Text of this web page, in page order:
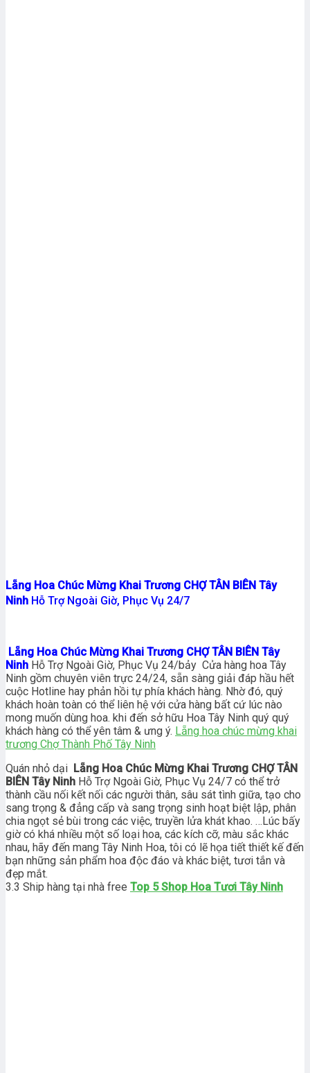
Lẵng Hoa Chúc Mừng Khai Trương CHỢ TÂN BIÊN Tây
Ninh Hỗ Trợ Ngoài Giờ, Phục Vụ 24/7
Lẵng Hoa Chúc Mừng Khai Trương CHỢ TÂN BIÊN Tây
Ninh Hỗ Trợ Ngoài Giờ, Phục Vụ 24/bảy Cửa hàng hoa Tây
Ninh gồm chuyên viên trực 24/24, sẵn sàng giải đáp hầu hết
cuộc Hotline hay phản hồi tự phía khách hàng. Nhờ đó, quý
khách hoàn toàn có thể liên hệ với cửa hàng bất cứ lúc nào
mong muốn dùng hoa. khi đến sở hữu Hoa Tây Ninh quý quý
khách hàng có thể yên tâm & ưng ý. Lẵng hoa chúc mừng khai
trương Chợ Thành Phố Tây Ninh
Quán nhỏ dại Lẵng Hoa Chúc Mừng Khai Trương CHỢ TÂN
BIÊN Tây Ninh Hỗ Trợ Ngoài Giờ, Phục Vụ 24/7 có thể trở
thành cầu nối kết nối các người thân, sâu sát tình giữa, tạo cho
sang trọng & đẳng cấp và sang trọng sinh hoạt biệt lập, phân
chia ngọt sẻ bùi trong các việc, truyền lửa khát khao. …Lúc bấy
giờ có khá nhiều một số loại hoa, các kích cỡ, màu sắc khác
nhau, hãy đến mang Tây Ninh Hoa, tôi có lẽ họa tiết thiết kế đến
bạn những sản phẩm hoa độc đáo và khác biệt, tươi tắn và
đẹp mắt.
3.3 Ship hàng tại nhà free Top 5 Shop Hoa Tươi Tây Ninh